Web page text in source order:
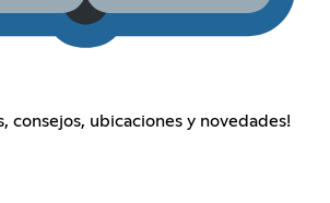
consejos, ubicaciones y novedades!